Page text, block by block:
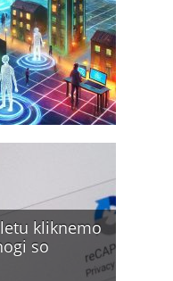
kliknemo
so